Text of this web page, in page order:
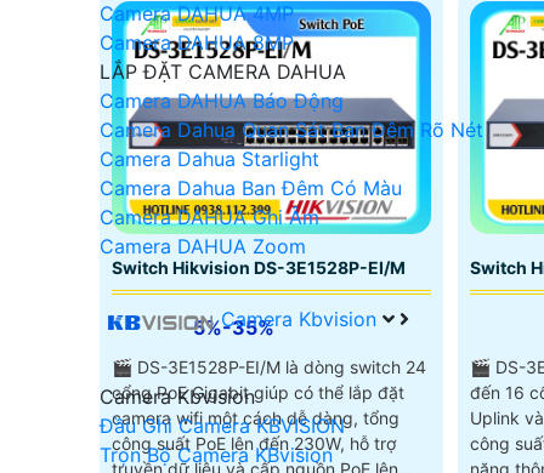
Camera DAHUA 4MP
Camera DAHUA 8MP
LẮP ĐẶT CAMERA DAHUA
Camera DAHUA Báo Động
Camera Dahua Quan Sát Ban Đêm Rõ Nét
Camera Dahua Starlight
Camera Dahua Ban Đêm Có Màu
Camera DAHUA Ghi Âm
Camera DAHUA Zoom
Camera Kbvision
Camera Kbvision
Đầu Ghi Camera KBVISION
Trọn Bộ Camera KBvision
Switch Hikvision DS-3E1528P-EI/M
5%-35%
🎬 DS-3E1528P-EI/M là dòng switch 24
cổng PoE Gigabit giúp có thể lắp đặt
camera wifi một cách dễ dàng, tổng
công suất PoE lên đến 230W, hỗ trợ
truyền dữ liệu và cấp nguồn PoE lên
Switch
🎬 DS-
đến 16
Uplink
công
năng